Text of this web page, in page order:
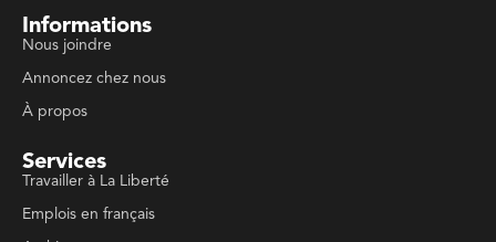
Informations
Nous joindre
Annoncez chez nous
À propos
Services
Travailler à La Liberté
Emplois en français